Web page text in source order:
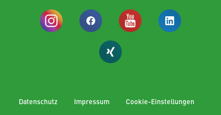
Datenschutz Impressum Cookie-Einstellungen